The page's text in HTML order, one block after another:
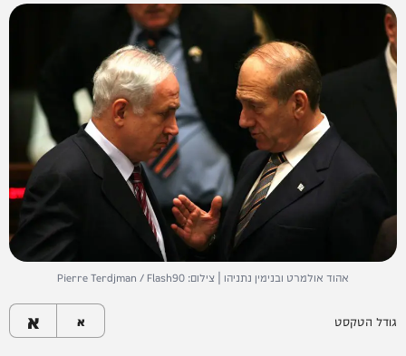
אהוד אולמרט ובנימין נתניהו | צילום: Pierre Terdjman / Flash90
גודל הטקסט א א